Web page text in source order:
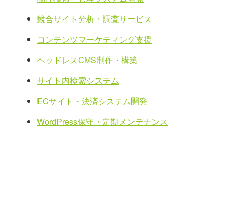
競合サイト分析・調査サービス
コンテンツマーケティング支援
ヘッドレスCMS制作・構築
サイト内検索システム
ECサイト・決済システム開発
WordPress保守・定期メンテナンス